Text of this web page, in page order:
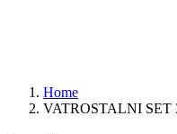
Home
VATROSTALNI SET